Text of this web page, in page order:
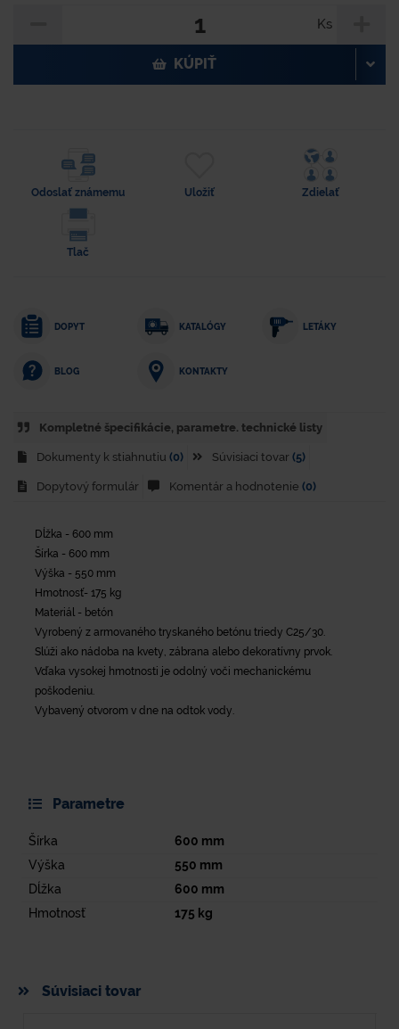
Ks
KÚPIŤ
Odoslať známemu Uložiť Zdielať
Tlač
DOPYT KATALÓGY LETÁKY
BLOG KONTAKTY
Kompletné špecifikácie, parametre. technické listy
Dokumenty k stiahnutiu (0) Súvisiaci tovar (5)
Dopytový formulár Komentár a hodnotenie (0)
Dĺžka - 600 mm
Šírka - 600 mm
Výška - 550 mm
Hmotnosť- 175 kg
Materiál - betón
Vyrobený z armovaného tryskaného betónu triedy C25/30.
Slúži ako nádoba na kvety, zábrana alebo dekoratívny prvok.
Vďaka vysokej hmotnosti je odolný voči mechanickému
poškodeniu.
Vybavený otvorom v dne na odtok vody.
Parametre
Šírka 600 mm
Výška
550 mm
Dĺžka
600 mm
Hmotnosť
175 kg
Súvisiaci tovar